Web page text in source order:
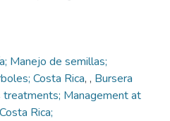
Manejo de semillas;
Costa Rica, , Bursera
treatments; Management at
Rica;